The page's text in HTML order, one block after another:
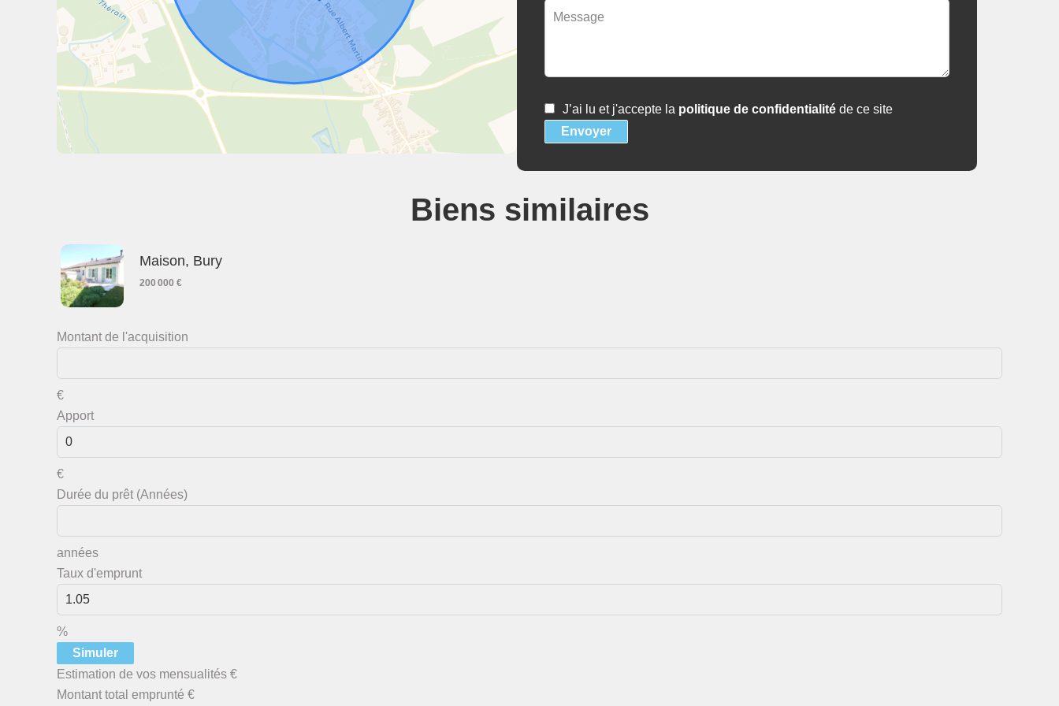
J’ai lu et j'accepte la politique de confidentialité de ce site
Envoyer
Biens similaires
Maison, Bury
200 000 €
Montant de l'acquisition
€
Apport
€
Durée du prêt (Années)
années
Taux d'emprunt
%
Simuler
Estimation de vos mensualités €
Montant total emprunté €